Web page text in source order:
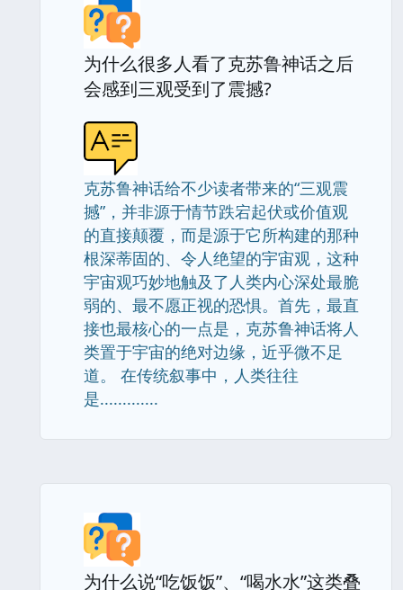
为什么很多人看了克苏鲁神话之后
会感到三观受到了震撼?
克苏鲁神话给不少读者带来的“三观震
撼”，并非源于情节跌宕起伏或价值观
的直接颠覆，而是源于它所构建的那种
根深蒂固的、令人绝望的宇宙观，这种
宇宙观巧妙地触及了人类内心深处最脆
弱的、最不愿正视的恐惧。首先，最直
接也最核心的一点是，克苏鲁神话将人
类置于宇宙的绝对边缘，近乎微不足
道。 在传统叙事中，人类往往
是.............
为什么说“吃饭饭”、“喝水水”这类叠